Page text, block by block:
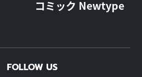
コミック Newtype
FOLLOW US